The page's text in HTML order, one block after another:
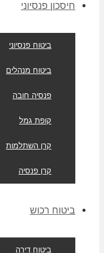
חיסכון פנסיוני
ביטוח פנסיוני
ביטוח מנהלים
פנסיה חובה
קופת גמל
קרן השתלמות
קרן פנסיה
ביטוח רכוש
ביטוח דירה